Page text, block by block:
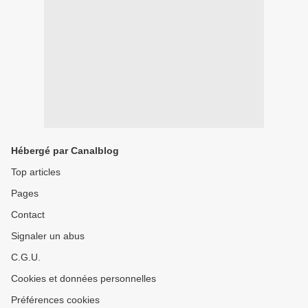
Hébergé par Canalblog
Top articles
Pages
Contact
Signaler un abus
C.G.U.
Cookies et données personnelles
Préférences cookies